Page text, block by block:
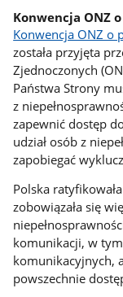
Konwencja ONZ
Konwencja ONZ o
została przyjęta
Zjednoczonych
Państwa Strony
z
zapewnić dostęp
udział osób z
zapobiegać
Polska
zobowiązała się
komunikacji, w
komunikacyjnych,
powszechnie